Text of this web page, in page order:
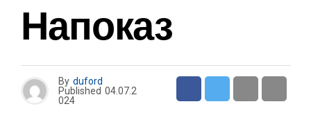
Напоказ
By duford
Published 04.07.2
024